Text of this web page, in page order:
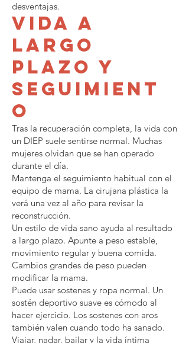
desventajas.
Vida a
largo
plazo y
seguimient
o
Tras la recuperación completa, la vida con
un DIEP suele sentirse normal. Muchas
mujeres olvidan que se han operado
durante el día.
Mantenga el seguimiento habitual con el
equipo de mama. La cirujana plástica la
verá una vez al año para revisar la
reconstrucción.
Un estilo de vida sano ayuda al resultado
a largo plazo. Apunte a peso estable,
movimiento regular y buena comida.
Cambios grandes de peso pueden
modificar la mama.
Puede usar sostenes y ropa normal. Un
sostén deportivo suave es cómodo al
hacer ejercicio. Los sostenes con aros
también valen cuando todo ha sanado.
Viajar, nadar, bailar y la vida íntima